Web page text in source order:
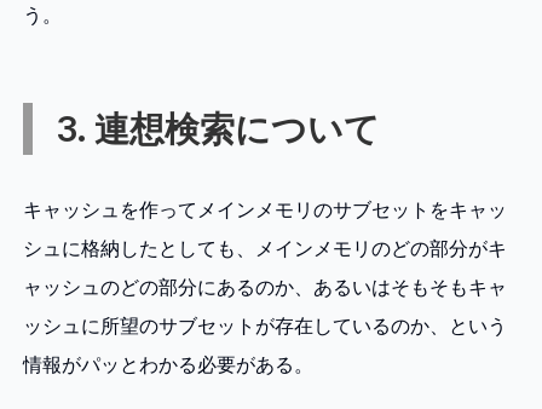
う。
3. 連想検索について
キャッシュを作ってメインメモリのサブセットをキャッ
シュに格納したとしても、メインメモリのどの部分がキ
ャッシュのどの部分にあるのか、あるいはそもそもキャ
ッシュに所望のサブセットが存在しているのか、という
情報がパッとわかる必要がある。